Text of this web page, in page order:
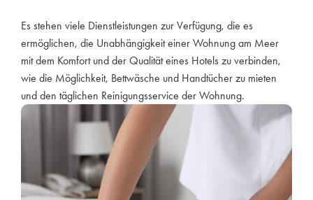
Es stehen viele Dienstleistungen zur Verfügung, die es
ermöglichen, die Unabhängigkeit einer Wohnung am Meer
mit dem Komfort und der Qualität eines Hotels zu verbinden,
wie die Möglichkeit, Bettwäsche und Handtücher zu mieten
und den täglichen Reinigungsservice der Wohnung.